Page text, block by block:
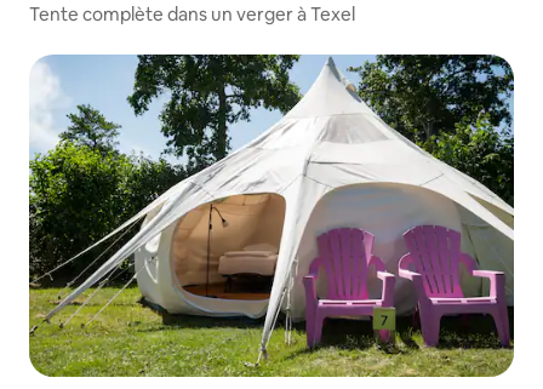
Tente complète dans un verger à Texel